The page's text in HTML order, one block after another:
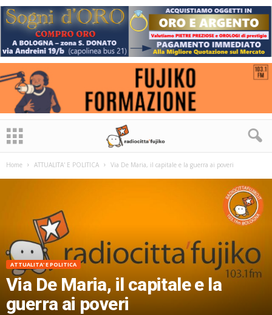
Home ATTUALITA' E POLITICA Via De Maria, il capitale e la guerra ai poveri
ATTUALITA' E POLITICA
Via De Maria, il capitale e la
guerra ai poveri